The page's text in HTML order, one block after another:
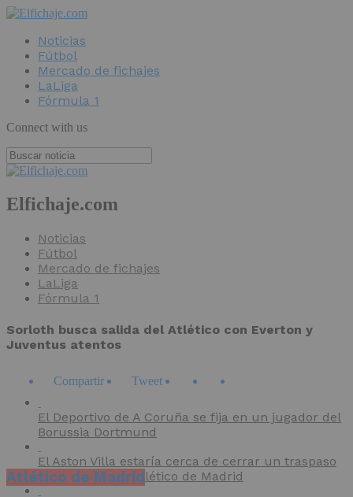
Noticias
Fútbol
Mercado de fichajes
LaLiga
Fórmula 1
Connect with us
Elfichaje.com
Noticias
Fútbol
Mercado de fichajes
LaLiga
Fórmula 1
Sorloth busca salida del Atlético con Everton y
Juventus atentos
Compartir Tweet
El Deportivo de A Coruña se fija en un jugador del
Borussia Dortmund
El Aston Villa estaría cerca de cerrar un traspaso
procedente del Atlético de Madrid
Atlético de Madrid